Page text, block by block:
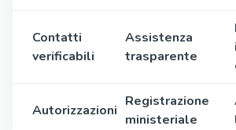
Contatti
verificabili
Assistenza
trasparente
Autorizzazioni
Registrazione
ministeriale